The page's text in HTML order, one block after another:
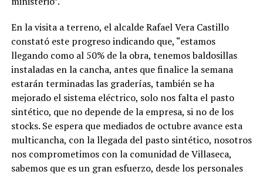
En la visita a terreno, el alcalde Rafael Vera Castillo
constató este progreso indicando que, “estamos
llegando como al 50% de la obra, tenemos baldosillas
instaladas en la cancha, antes que finalice la semana
estarán terminadas las graderías, también se ha
mejorado el sistema eléctrico, solo nos falta el pasto
sintético, que no depende de la empresa, si no de los
stocks. Se espera que mediados de octubre avance esta
multicancha, con la llegada del pasto sintético, nosotros
nos comprometimos con la comunidad de Villaseca,
sabemos que es un gran esfuerzo, desde los personales